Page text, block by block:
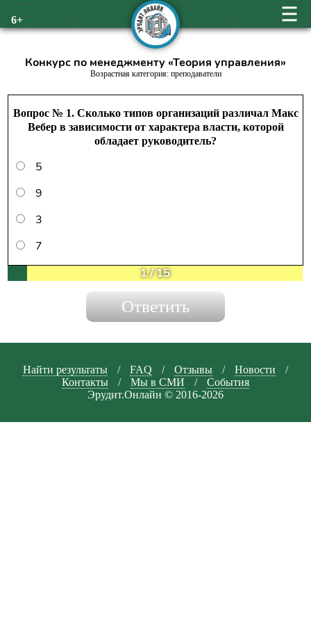
6+
Конкурс по менеджменту «Теория управления»
Возрастная категория: преподаватели
Вопрос № 1. Сколько типов организаций различал Макс
Вебер в зависимости от характера власти, которой
обладает руководитель?
5
9
3
7
1/15
Найти результаты / FAQ / Отзывы / Новости
/
Контакты
/ Мы в СМИ /
События
Эрудит.Онлайн © 2016-2026